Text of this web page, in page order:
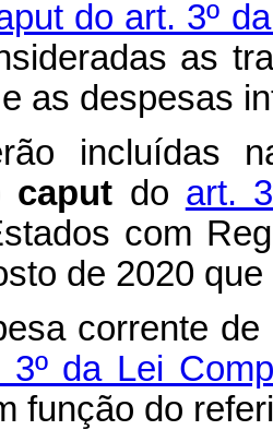
do art. 3º
as
as despesas
incluídas
caput do art.
com
de 2020
corrente
da Lei
função do